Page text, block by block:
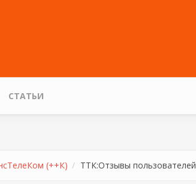
СТАТЬИ
(++К) ТТК:Отзывы пользователей